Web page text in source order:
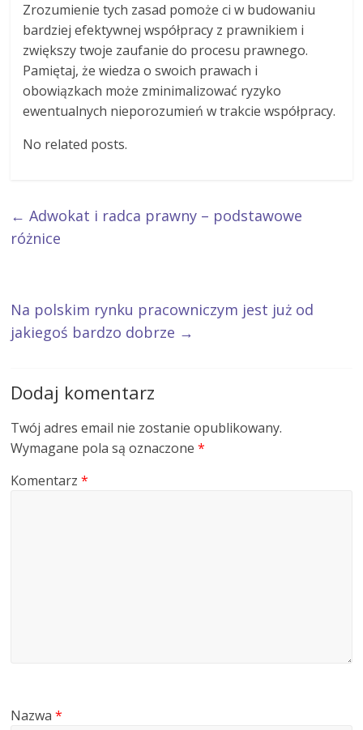
Zrozumienie tych zasad pomoże ci w budowaniu
bardziej efektywnej współpracy z prawnikiem i
zwiększy twoje zaufanie do procesu prawnego.
Pamiętaj, że wiedza o swoich prawach i
obowiązkach może zminimalizować ryzyko
ewentualnych nieporozumień w trakcie współpracy.
No related posts.
← Adwokat i radca prawny – podstawowe
różnice
Na polskim rynku pracowniczym jest już od
jakiegoś bardzo dobrze →
Dodaj komentarz
Twój adres email nie zostanie opublikowany.
Wymagane pola są oznaczone*
Komentarz*
Nazwa*